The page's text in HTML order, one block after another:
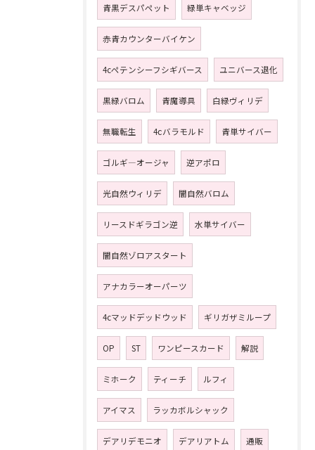
青黒デスパペット 緑単キャベッジ
赤青カウンターバイケン
4cペテンシーフシギバース ユニバース退化
黒緑バロム 青魔導具 白緑ヴィリデ
無職転生 4ⅽバラモルド 青単サイバー
ゴルギ―オージャ 逆アポロ
光自然ウィリデ 闇自然バロム
リースドギラゴン逆 水単サイバー
闇自然ゾロアスタート
アナカラーオーパーツ
4cマッドデッドウッド ギリガザミループ
OP ST ワンピースカード 解説
ミホーク ティーチ ルフィ
アイマス ラッカボルシャック
デアリデモニオ デアリアトム 通販